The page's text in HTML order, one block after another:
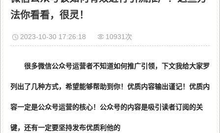
法你看看，很灵！
2023-10-30 17:26:18 10931次
很多微信公众号运营者不知道如何推广引领，下文我给大家罗
列出了几种方式，希望能够帮助到你！优质内容输出谨记！优质内
容一定是公众号运营的核心！公众号的内容是吸引读者订阅的关
键，还有一定要坚持发布优质利他的